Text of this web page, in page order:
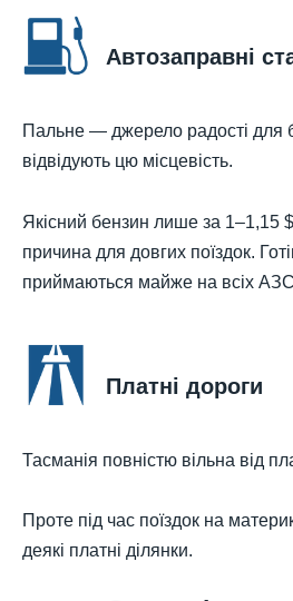
Автозаправні
Пальне — джерело радості для
відвідують цю місцевість.
Якісний бензин лише за 1–1,15
причина для довгих поїздок.
приймаються майже на всіх
Платні дороги
Тасманія повністю вільна від
Проте під час поїздок на
деякі платні ділянки.